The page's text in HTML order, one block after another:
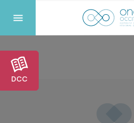
DCC